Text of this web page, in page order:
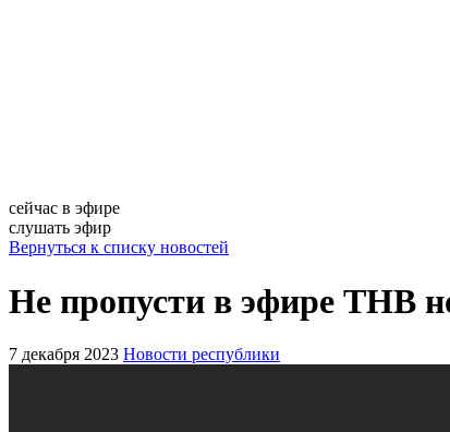
сейчас в эфире
слушать эфир
Вернуться к списку новостей
Не пропусти в эфире ТНВ
7 декабря 2023 Новости республики